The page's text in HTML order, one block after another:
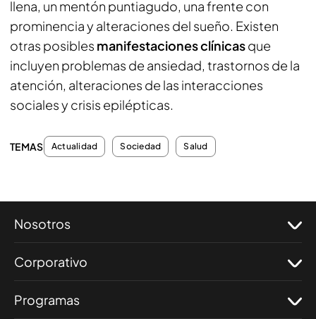
llena, un mentón puntiagudo, una frente con
prominencia y alteraciones del sueño. Existen
otras posibles manifestaciones clínicasque
incluyen problemas de ansiedad, trastornos de la
atención, alteraciones de las interacciones
sociales y crisis epilépticas.
TEMAS Actualidad Sociedad Salud
Nosotros
Corporativo
Programas